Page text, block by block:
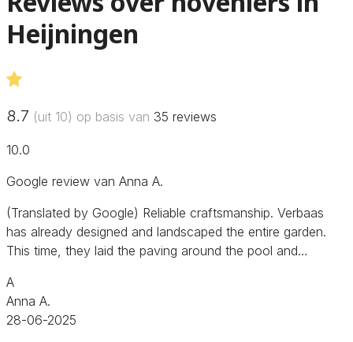
Heijningen
8.7 (uit 10) op basis van 35 reviews
10.0
Google review van Anna A.
(Translated by Google) Reliable craftsmanship. Verbaas
has already designed and landscaped the entire garden.
This time, they laid the paving around the pool and…
A
Anna A.
28-06-2025